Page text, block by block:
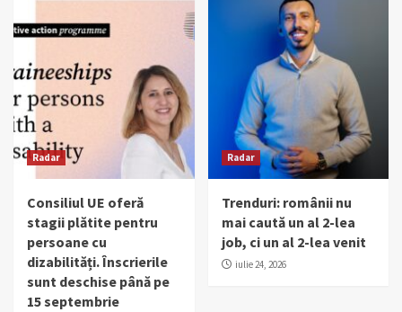
Radar
Consiliul UE oferă
stagii plătite pentru
persoane cu
dizabilități. Înscrierile
sunt deschise până pe
15 septembrie
Radar
Trenduri: românii nu
mai caută un al 2-lea
job, ci un al 2-lea venit
iulie 24, 2026